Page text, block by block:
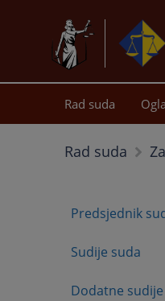
Rad suda
Rad suda
Predsjednik
Sudije suda
Dodatne sudije